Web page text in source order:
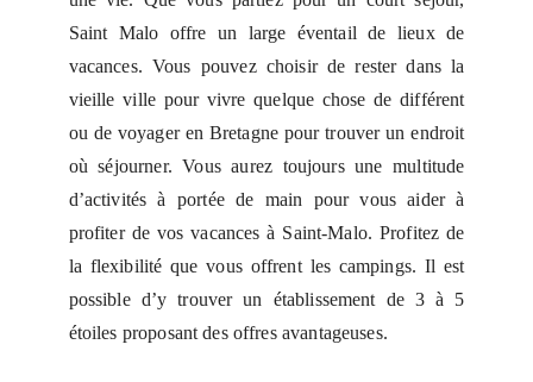
Saint Malo offre un large éventail de lieux de
vacances. Vous pouvez choisir de rester dans la
vieille ville pour vivre quelque chose de différent
ou de voyager en Bretagne pour trouver un endroit
où séjourner. Vous aurez toujours une multitude
d’activités à portée de main pour vous aider à
profiter de vos vacances à Saint-Malo. Profitez de
la flexibilité que vous offrent les campings. Il est
possible d’y trouver un établissement de 3 à 5
étoiles proposant des offres avantageuses.